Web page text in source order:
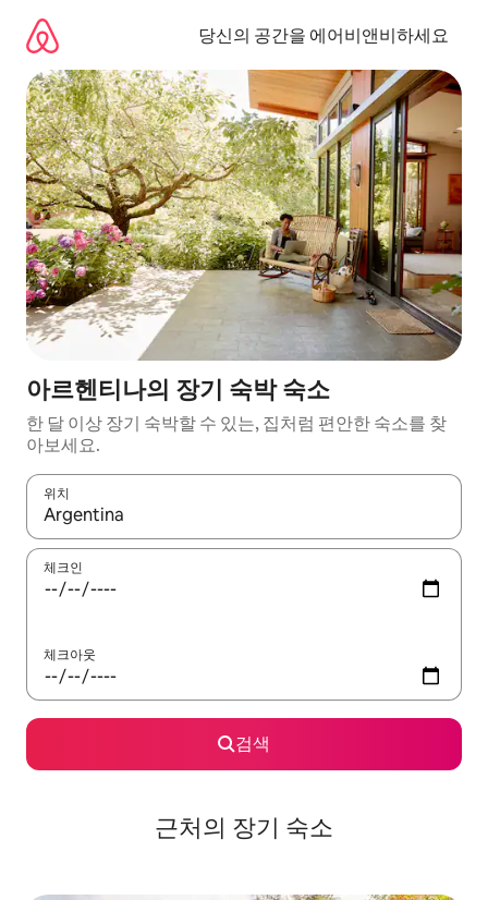
당신의 공간을 에어비앤비하세요
아르헨티나의 장기 숙박 숙소
한 달 이상 장기 숙박할 수 있는, 집처럼 편안한 숙소를 찾
아보세요.
위치
결과가 나오면 위·아래 화살표 키를 사용하거나 터치 또는 스와이
체크인
체크아웃
검색
근처의 장기 숙소